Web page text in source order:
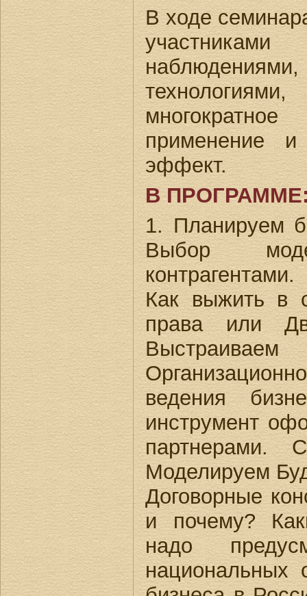
В ходе
применение
эффект.
В
1. Планируем
Выбор
контрагентами.
Как выжить в
права или
Выстраиваем
ведения
инструмент
партнерами.
Моделируем
Договорные
и почему?
надо
национальных